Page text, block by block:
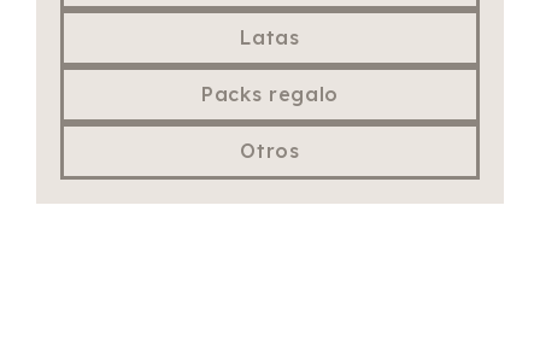
Latas
Packs regalo
Otros